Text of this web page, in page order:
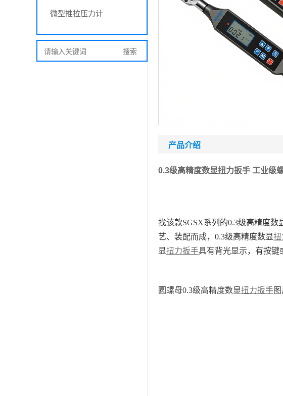
微型推拉压力计
产品介绍
0.3级高精度数显扭力扳手 工业级
找该款SGSX系列的0.3级高精度数
艺、装配而成， 0.3级高精度数显扭
显扭力扳手具有背光显示，有按键
圆螺母0.3级高精度数显扭力扳手